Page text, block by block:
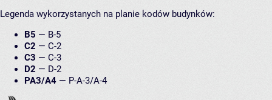
Legenda wykorzystanych na planie kodów budynków:
B5 — B-5
C2 — C-2
C3 — C-3
D2 — D-2
PA3/A4 — P-A-3/A-4